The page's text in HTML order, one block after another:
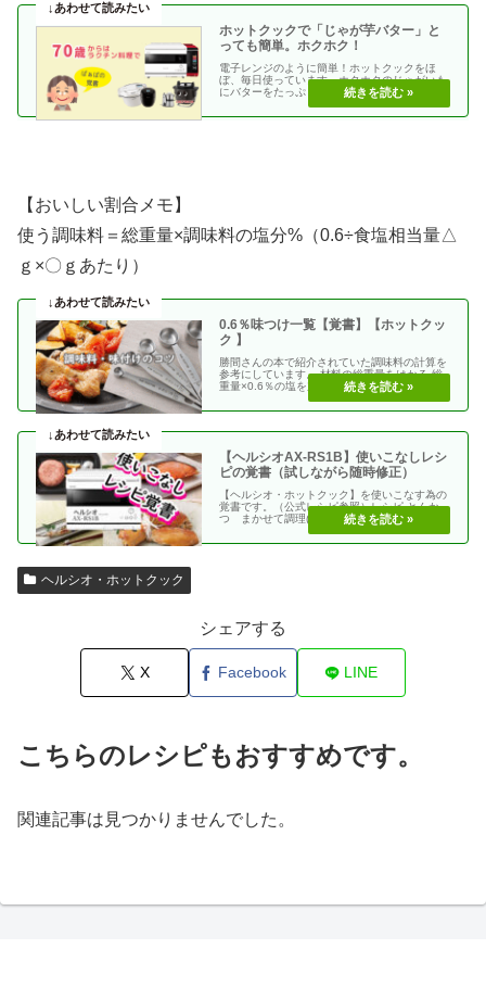
ホットクックで「じゃが芋バター」と
っても簡単。ホクホク！
電子レンジのように簡単！ホットクックをほ
ぼ、毎日使っています。ホクホクのじゃがいも
にバターをたっぷりつけて、おやつに。じゃが
芋バター【手動】・・
【おいしい割合メモ】
使う調味料＝総重量×調味料の塩分%（0.6÷食塩相当量△
ｇ×〇ｇあたり）
0.6％味つけ一覧【覚書】【ホットクッ
ク 】
勝間さんの本で紹介されていた調味料の計算を
参考にしています。 材料の総重量をはかる 総
重量×0.6％の塩を加える 使う調味料＝（総重
【ヘルシオAX-RS1B】使いこなしレシ
ピの覚書（試しながら随時修正）
【ヘルシオ・ホットクック】を使いこなす為の
覚書です。（公式レシピ参照）レシピ とんか
つ まかせて調理(網焼き・揚げる) エビフラ
ヘルシオ・ホットクック
シェアする
X Facebook LINE
こちらのレシピもおすすめです。
関連記事は見つかりませんでした。